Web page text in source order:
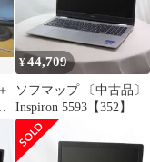
¥44,709
ソフマップ 〔中古品〕
Inspiron 5593【352】